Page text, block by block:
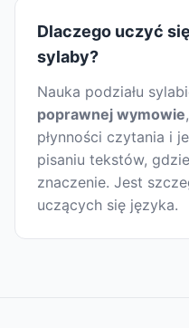
Dlaczego uczyć
sylaby?
Nauka podziału
poprawnej wymowie
płynności czytania i
pisaniu tekstów,
znaczenie. Jest
uczących się języka.